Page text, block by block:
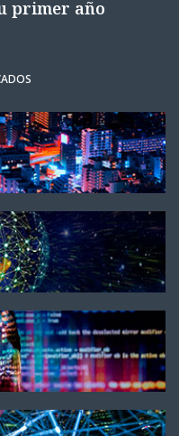
primer año